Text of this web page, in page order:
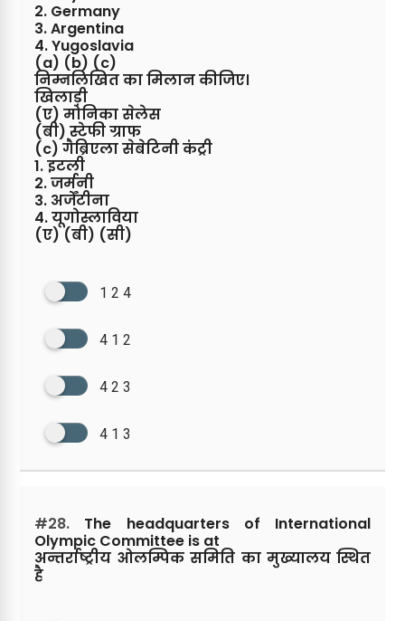
2. Germany
3. Argentina
4. Yugoslavia
(a) (b) (c)
निम्नलिखित का मिलान कीजिए।
खिलाड़ी
(ए) मोनिका सेलेस
(बी) स्टेफी ग्राफ
(c) गैब्रिएला सेबेटिनी कंट्री
1. इटली
2. जर्मनी
3. अर्जेंटीना
4. यूगोस्लाविया
(ए) (बी) (सी)
1 2 4
4 1 2
4 2 3
4 1 3
#28. The headquarters of International
Olympic Committee is at
अन्तर्राष्ट्रीय ओलम्पिक समिति का मुख्यालय स्थित
है